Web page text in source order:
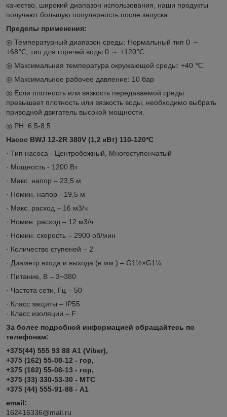
качество, широкий диапазон использования, наши продукты
получают большую популярность после запуска.
Пределы применения:
◎ Температурный диапазон среды: Нормальный тип 0 ～
+68℃, тип для горячей воды 0 ～ +120℃
◎ Максимальная температура окружающей среды: +40 ℃
◎ Максимальное рабочее давление: 10 бар
◎ Если плотность или вязкость передаваемой среды
превышает плотность или вязкость воды, необходимо выбрать
приводной двигатель высокой мощности.
◎ PH: 6,5-8,5
Насос BWJ 12-2R 380V (1,2 кВт) 110-120*C
· Тип насоса - Центробежный, Многоступенчатый
· Мощность - 1200 Вт
· Макс. напор – 23,5 м
· Номин. напор - 19,5 м
· Макс. расход – 16 м3/ч
· Номин. расход – 12 м3/ч
· Номин. скорость – 2900 об/мин
· Количество ступеней – 2
· Диаметр входа и выхода (в мм.) – G1½×G1¼
· Питание, В – 3~380
· Частота сети, Гц – 50
· Класс защиты – IP55
· Класс изоляции – F
За более подробной информацией обращайтесь по
телефонам:
+375(44) 555 93 88 А1 (Viber),
+375 (162) 55-08-12 - гор,
+375 (162) 55-08-13 - гор,
+375 (33) 330-53-30 - МТС
+375 (44) 555-91-88 - А1
email:
162416336@mail.ru